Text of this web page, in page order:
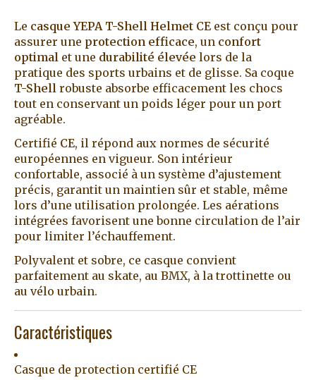
Le casque YEPA T-Shell Helmet CE est conçu pour
assurer une protection efficace, un confort
optimal et une durabilité élevée lors de la
pratique des sports urbains et de glisse. Sa coque
T-Shell robuste absorbe efficacement les chocs
tout en conservant un poids léger pour un port
agréable.
Certifié CE, il répond aux normes de sécurité
européennes en vigueur. Son intérieur
confortable, associé à un système d’ajustement
précis, garantit un maintien sûr et stable, même
lors d’une utilisation prolongée. Les aérations
intégrées favorisent une bonne circulation de l’air
pour limiter l’échauffement.
Polyvalent et sobre, ce casque convient
parfaitement au skate, au BMX, à la trottinette ou
au vélo urbain.
Caractéristiques
Casque de protection certifié CE